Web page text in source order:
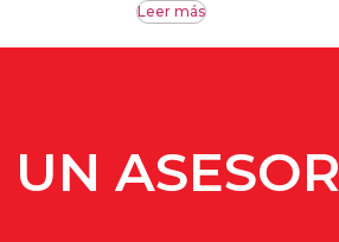
Leer más
ASESOR